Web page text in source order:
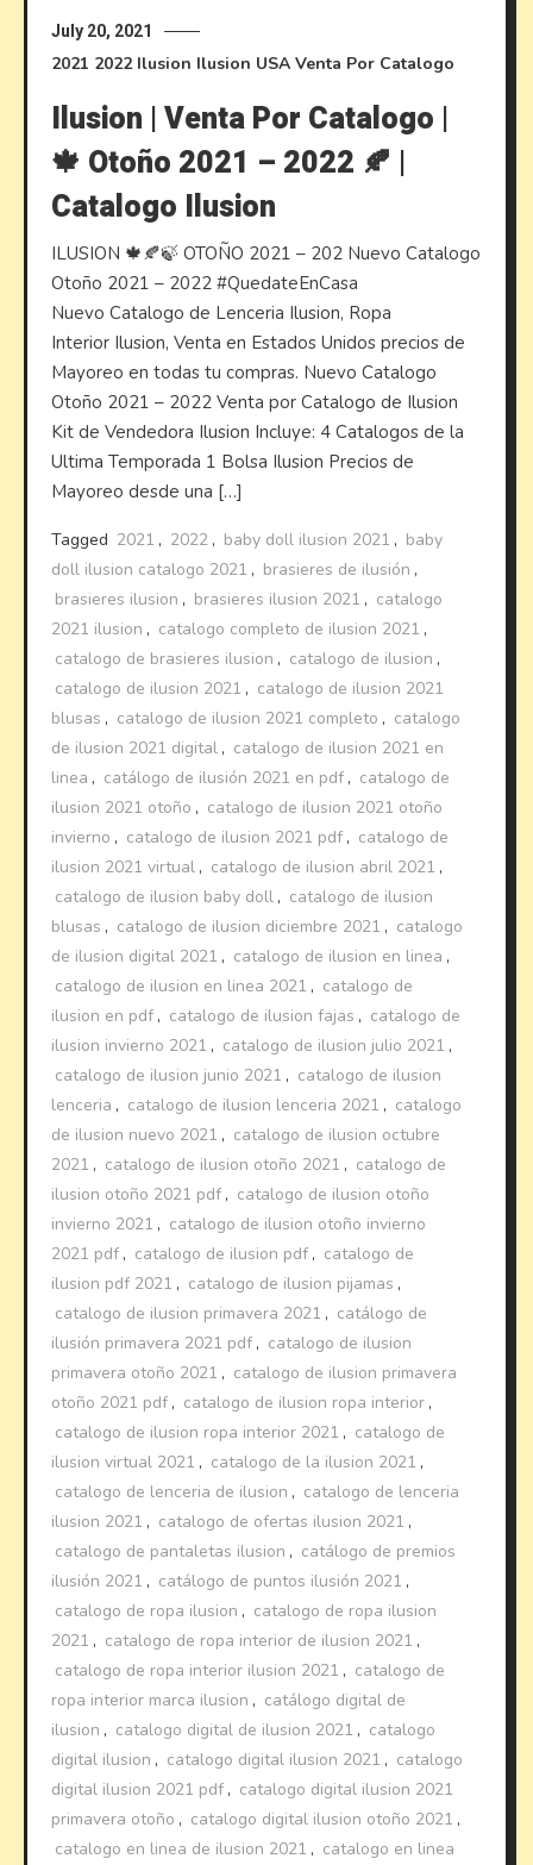
July 20, 2021
2021 2022 Ilusion Ilusion USA Venta Por Catalogo
Ilusion | Venta Por Catalogo |
🍁 Otoño 2021 – 2022 🍂 |
Catalogo Ilusion
ILUSION 🍁🍂🍃 OTOÑO 2021 – 202 Nuevo Catalogo
Otoño 2021 – 2022 #QuedateEnCasa
Nuevo Catalogo de Lenceria Ilusion, Ropa
Interior Ilusion, Venta en Estados Unidos precios de
Mayoreo en todas tu compras. Nuevo Catalogo
Otoño 2021 – 2022 Venta por Catalogo de Ilusion
Kit de Vendedora Ilusion Incluye: 4 Catalogos de la
Ultima Temporada 1 Bolsa Ilusion Precios de
Mayoreo desde una […]
Tagged 2021 , 2022 , baby doll ilusion 2021 , baby
doll ilusion catalogo 2021 , brasieres de ilusión ,
brasieres ilusion , brasieres ilusion 2021 , catalogo
2021 ilusion , catalogo completo de ilusion 2021 ,
catalogo de brasieres ilusion , catalogo de ilusion ,
catalogo de ilusion 2021 , catalogo de ilusion 2021
blusas , catalogo de ilusion 2021 completo , catalogo
de ilusion 2021 digital , catalogo de ilusion 2021 en
linea , catálogo de ilusión 2021 en pdf , catalogo de
ilusion 2021 otoño , catalogo de ilusion 2021 otoño
invierno , catalogo de ilusion 2021 pdf , catalogo de
ilusion 2021 virtual , catalogo de ilusion abril 2021 ,
catalogo de ilusion baby doll , catalogo de ilusion
blusas , catalogo de ilusion diciembre 2021 , catalogo
de ilusion digital 2021 , catalogo de ilusion en linea ,
catalogo de ilusion en linea 2021 , catalogo de
ilusion en pdf , catalogo de ilusion fajas , catalogo de
ilusion invierno 2021 , catalogo de ilusion julio 2021 ,
catalogo de ilusion junio 2021 , catalogo de ilusion
lenceria , catalogo de ilusion lenceria 2021 , catalogo
de ilusion nuevo 2021 , catalogo de ilusion octubre
2021 , catalogo de ilusion otoño 2021 , catalogo de
ilusion otoño 2021 pdf , catalogo de ilusion otoño
invierno 2021 , catalogo de ilusion otoño invierno
2021 pdf , catalogo de ilusion pdf , catalogo de
ilusion pdf 2021 , catalogo de ilusion pijamas ,
catalogo de ilusion primavera 2021 , catálogo de
ilusión primavera 2021 pdf , catalogo de ilusion
primavera otoño 2021 , catalogo de ilusion primavera
otoño 2021 pdf , catalogo de ilusion ropa interior ,
catalogo de ilusion ropa interior 2021 , catalogo de
ilusion virtual 2021 , catalogo de la ilusion 2021 ,
catalogo de lenceria de ilusion , catalogo de lenceria
ilusion 2021 , catalogo de ofertas ilusion 2021 ,
catalogo de pantaletas ilusion , catálogo de premios
ilusión 2021 , catálogo de puntos ilusión 2021 ,
catalogo de ropa ilusion , catalogo de ropa ilusion
2021 , catalogo de ropa interior de ilusion 2021 ,
catalogo de ropa interior ilusion 2021 , catalogo de
ropa interior marca ilusion , catálogo digital de
ilusion , catalogo digital de ilusion 2021 , catalogo
digital ilusion , catalogo digital ilusion 2021 , catalogo
digital ilusion 2021 pdf , catalogo digital ilusion 2021
primavera otoño , catalogo digital ilusion otoño 2021 ,
catalogo en linea de ilusion 2021 , catalogo en linea